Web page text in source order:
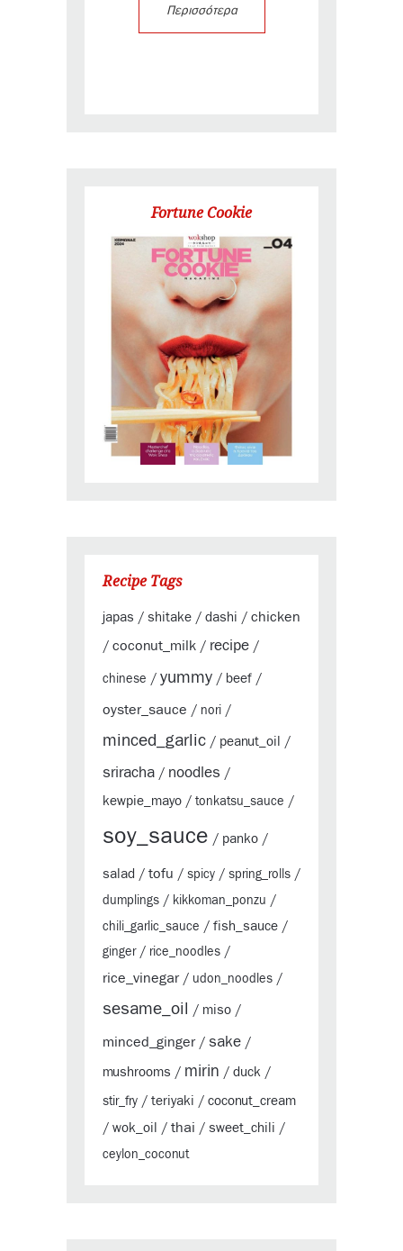
Περισσότερα
Fortune Cookie
Recipe Tags
japas / shitake / dashi / chicken
/ coconut_milk / recipe /
chinese / yummy / beef /
oyster_sauce / nori /
minced_garlic / peanut_oil /
sriracha / noodles /
kewpie_mayo / tonkatsu_sauce /
soy_sauce / panko /
salad / tofu / spicy / spring_rolls /
dumplings / kikkoman_ponzu /
chili_garlic_sauce / fish_sauce /
ginger/ rice_noodles /
rice_vinegar/ udon_noodles /
sesame_oil / miso /
minced_ginger/ sake /
mushrooms / mirin / duck /
stir_fry / teriyaki / coconut_cream
/ wok_oil / thai / sweet_chili /
ceylon_coconut